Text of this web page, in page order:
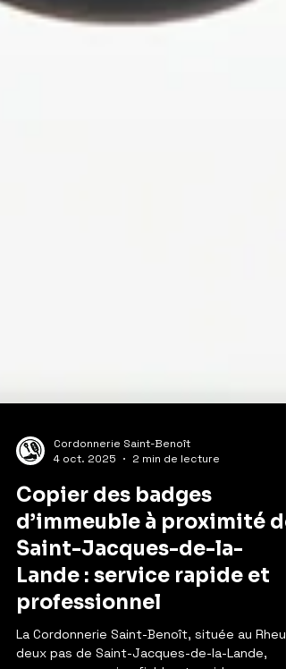
Cordonnerie Saint-Benoît
4 oct. 2025
2 min de lecture
Copier des badges
d’immeuble à proximité de
Saint-Jacques-de-la-
Lande : service rapide et
professionnel